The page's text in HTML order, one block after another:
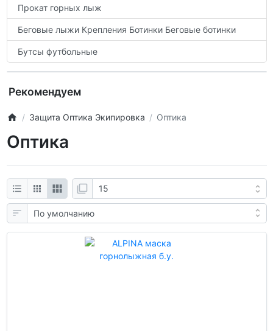
Прокат горных лыж
Беговые лыжи Крепления Ботинки Беговые ботинки
Бутсы футбольные
Рекомендуем
Защита Оптика Экипировка Оптика
Оптика